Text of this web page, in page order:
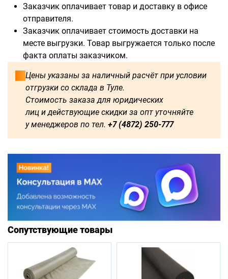
Заказчик оплачивает товар и доставку в офисе
отправителя.
Заказчик оплачивает стоимость доставки на
месте выгрузки. Товар выгружается только после
факта оплаты заказчиком.
Цены указаны за наличный расчёт при условии
отгрузки со склада в Туле.
Стоимость заказа для юридических
лиц и действующие скидки за опт уточняйте
у менеджеров по тел. +7 (4872) 250-777
1750 1800 2000 2250
3000 3250
3500 3750 4000 4250
4500 4750 5000 5250
Сопутствующие товары